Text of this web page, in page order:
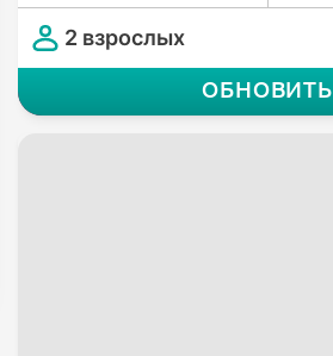
2 взрослых
ОБНОВИТЬ